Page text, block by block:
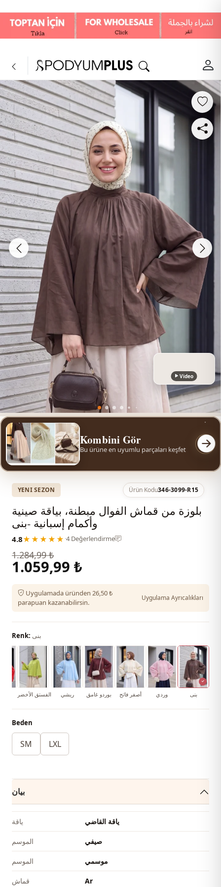
Video
Kombini Gör
Bu ürüne en uyumlu parçaları keşfet
YENI SEZON Ürün Kodu346-3099-R15
بلوزة من قماش الفوال مبطنة، بياقة صينية
وأكمام إسبانية -بنى
4.8★★★★★ ·4 Değerlendirme
1.284,99 ₺
1.059,99 ₺
Uygulamada üründen 26,50 ₺
parapuan kazanabilirsin.
Uygulama Ayrıcalıkları
Renk: بنى
الفستق الأخضر ريشي بوردو غامق أصفر فاتح وردي بنى
Beden
SM LXL
بيان
ياقة ياقة القاضي
الموسم صيفي
الموسم موسمي
قماش Ar